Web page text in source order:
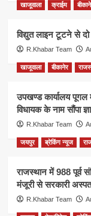
खाजूवाला क्राईम
विद्युत लाइन टूटने से दो
R.Khabar Team
खाजूवाला बीकानेर
उपखण्ड कार्यालय पूगल
विधायक के नाम सौंपा
R.Khabar Team
जयपुर ब्रेकिंग न्यूज
राजस्थान में 988 पूर्व
मंजूरी से सरकारी
R.Khabar Team